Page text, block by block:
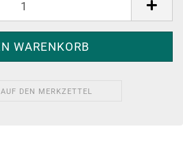
AUF DEN MERKZETTEL